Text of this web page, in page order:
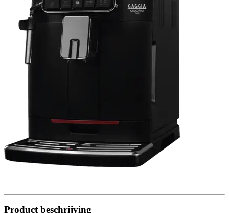
Product beschrijving